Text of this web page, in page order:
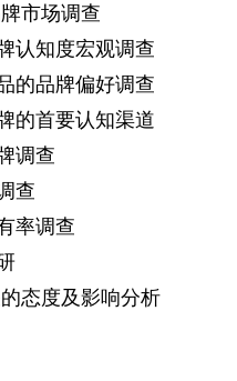
市场调查
认知度宏观调查
的品牌偏好调查
的首要认知渠道
调查
查
率调查
态度及影响分析